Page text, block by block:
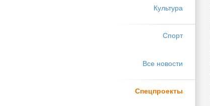
Культура
Спорт
Все новости
Спецпроекты